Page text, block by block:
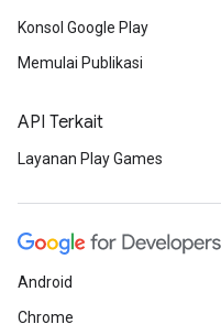
Konsol Google Play
Memulai Publikasi
API Terkait
Layanan Play Games
Android
Chrome